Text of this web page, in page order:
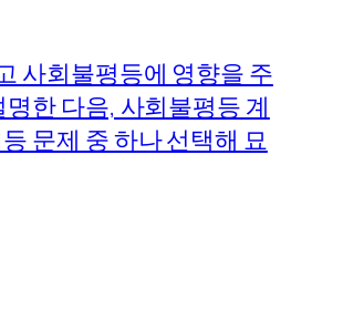
사회불평등에 영향을 주
한 다음, 사회불평등 계
문제 중 하나 선택해 묘